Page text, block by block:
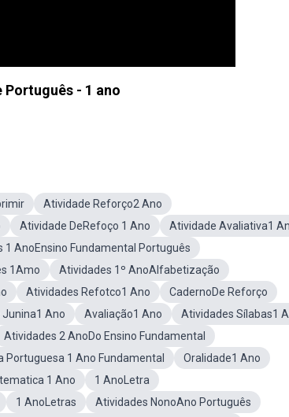
- 1 ano
Atividade Reforço2 Ano
Atividade DeRefoço 1 Ano
Atividade Avaliativa1
1 AnoEnsino Fundamental Português
1Amo
Atividades 1º AnoAlfabetização
Atividades Refotco1 Ano
CadernoDe Reforço
Ano Avaliação1 Ano
Atividades Sílabas1
Atividades 2 AnoDo Ensino Fundamental
Portuguesa 1 Ano Fundamental
Oralidade1 Ano
1 Ano
1 AnoLetra
1 AnoLetras
Atividades NonoAno Português